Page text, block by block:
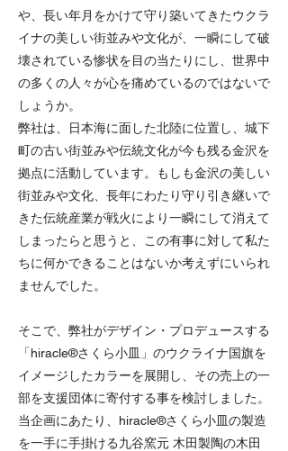
や、長い年月をかけて守り築いてきたウクラ
イナの美しい街並みや文化が、一瞬にして破
壊されている惨状を目の当たりにし、世界中
の多くの人々が心を痛めているのではないで
しょうか。
弊社は、日本海に面した北陸に位置し、城下
町の古い街並みや伝統文化が今も残る金沢を
拠点に活動しています。もしも金沢の美しい
街並みや文化、長年にわたり守り引き継いで
きた伝統産業が戦火により一瞬にして消えて
しまったらと思うと、この有事に対して私た
ちに何かできることはないか考えずにいられ
ませんでした。
そこで、弊社がデザイン・プロデュースする
「hiracle®さくら小皿」のウクライナ国旗を
イメージしたカラーを展開し、その売上の一
部を支援団体に寄付する事を検討しました。
当企画にあたり、hiracle®さくら小皿の製造
を一手に手掛ける九谷窯元 木田製陶の木田